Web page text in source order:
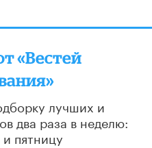
«Вестей
лучших и
два раза в неделю:
пятницу